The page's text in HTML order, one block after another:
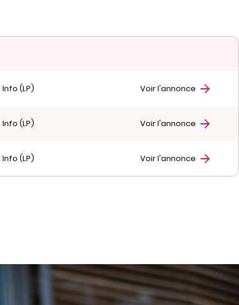
(LP) Voir l'annonce
(LP) Voir l'annonce
(LP) Voir l'annonce